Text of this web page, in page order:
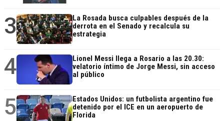
3
La Rosada busca culpables después de la
derrota en el Senado y recalcula su
estrategia
4
Lionel Messi llega a Rosario a las 20.30:
velatorio íntimo de Jorge Messi, sin acceso
al público
5
Estados Unidos: un futbolista argentino fue
detenido por el ICE en un aeropuerto de
Florida